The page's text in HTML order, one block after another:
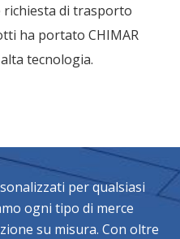
richiesta di trasporto
ha portato CHIMAR
tecnologia.
per qualsiasi
ogni tipo di merce
su misura. Con oltre